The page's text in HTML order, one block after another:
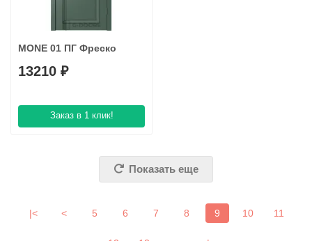
MONE 01 ПГ Фреско
13210 ₽
Заказ в 1 клик!
Показать еще
|< < 5 6 7 8 9 10 11